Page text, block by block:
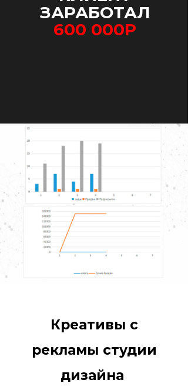
ЗАРАБОТАЛ
600 000Р
Креативы с
рекламы студии
дизайна